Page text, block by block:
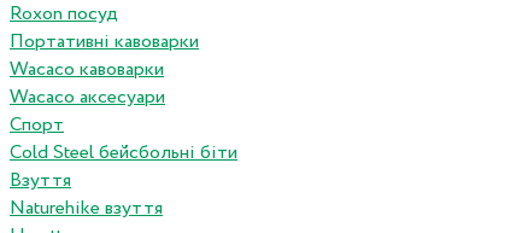
Roxon посуд
Портативні кавоварки
Wacaco кавоварки
Wacaco аксесуари
Спорт
Cold Steel бейсбольні біти
Взуття
Naturehike взуття